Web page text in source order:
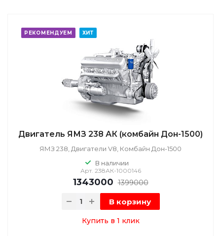
РЕКОМЕНДУЕМ ХИТ
Двигатель ЯМЗ 238 АК (комбайн Дон-1500)
ЯМЗ 238, Двигатели V8, Комбайн Дон-1500
В наличии
Арт. 238АК-1000146
1343000 1399000
В корзину
Купить в 1 клик